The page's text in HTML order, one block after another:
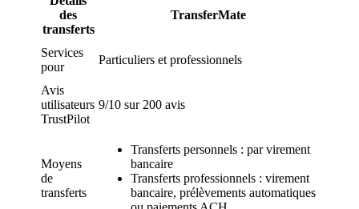
des
transferts
TransferMate
Services
pour
Particuliers et professionnels
Avis
utilisateurs
TrustPilot
9/10 sur 200 avis
Moyens
de
transferts
Transferts personnels : par virement
bancaire
Transferts professionnels : virement
bancaire, prélèvements automatiques